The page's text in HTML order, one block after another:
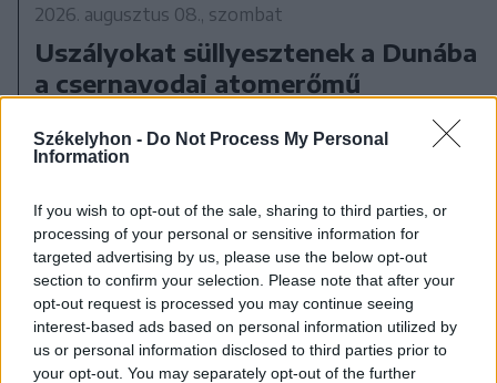
Székelyhon - Do Not Process My Personal
Information
If you wish to opt-out of the sale, sharing to third parties, or
processing of your personal or sensitive information for
targeted advertising by us, please use the below opt-out
section to confirm your selection. Please note that after your
opt-out request is processed you may continue seeing
interest-based ads based on personal information utilized by
us or personal information disclosed to third parties prior to
your opt-out. You may separately opt-out of the further
2026. augusztus 08., szombat
Uszályokat süllyesztenek a Dunába
a csernavodai atomerőmű
videóval